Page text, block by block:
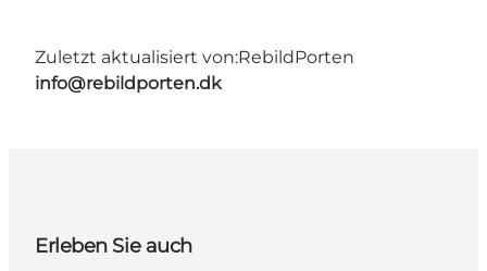
Zuletzt aktualisiert von:RebildPorten
info@rebildporten.dk
Erleben Sie auch